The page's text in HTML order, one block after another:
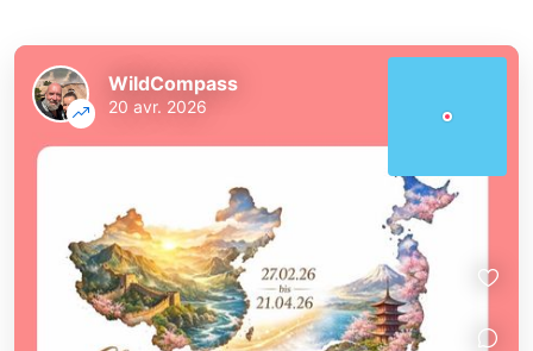
WildCompass
20 avr. 2026